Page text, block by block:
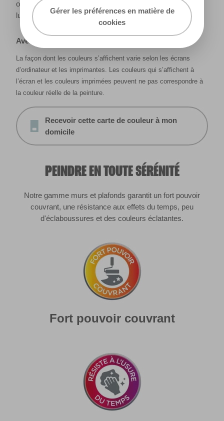
Gérer les préférences en matière de
cookies
outil pour voir le rendu de votre couleur en fonction de la
lumière.
Avertissement
La façon dont les couleurs s’affichent varie selon les écrans
d’ordinateur et les imprimantes. Les couleurs qui s’affichent à
l’écran et les couleurs imprimées peuvent ne pas correspondre à
la couleur réelle de la peinture.
Recevoir cette carte de couleur à mon
domicile
PEINDRE EN TOUTE SÉRÉNITÉ
Notre gamme murs et plafonds garantit un fort pouvoir
couvrant, une résistance aux effets du temps, peu
d'éclaboussures et des couleurs éclatantes.
Fort pouvoir couvrant